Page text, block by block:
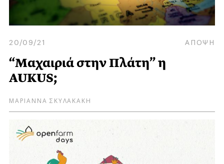
20/09/21 ΑΠΟΨΗ
“Μαχαιριά στην Πλάτη” η
AUKUS;
ΜΑΡΙΑΝΝΑ ΣΚΥΛΑΚΑΚΗ